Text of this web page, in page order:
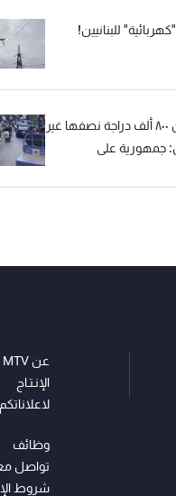
للبنانيين!
أكثر من ٨٠٠ ألف دراجة نصفها غير
على
عن MTV
الإنـتـاج
لاعلاناتكم
وظائف
تواصل
شروط